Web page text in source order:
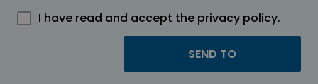
I have read and accept the privacy policy.